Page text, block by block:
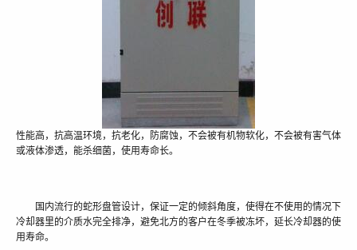
性能高，抗高温环境，抗老化，防腐蚀，不会被有机物软化，不会被有害气体
或液体渗透，能杀细菌，使用寿命长。
国内流行的蛇形盘管设计，保证一定的倾斜角度，使得在不使用的情况下
冷却器里的介质水完全排净，避免北方的客户在冬季被冻坏，延长冷却器的使
用寿命。